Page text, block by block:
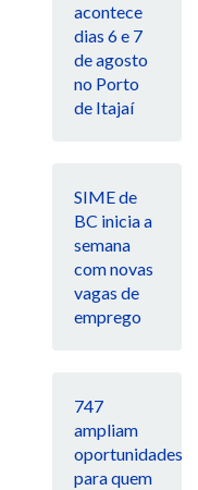
acontece
dias 6 e 7
de agosto
no Porto
de Itajaí
SIME de
BC inicia a
semana
com novas
vagas de
emprego
747
ampliam
oportunidades
para quem